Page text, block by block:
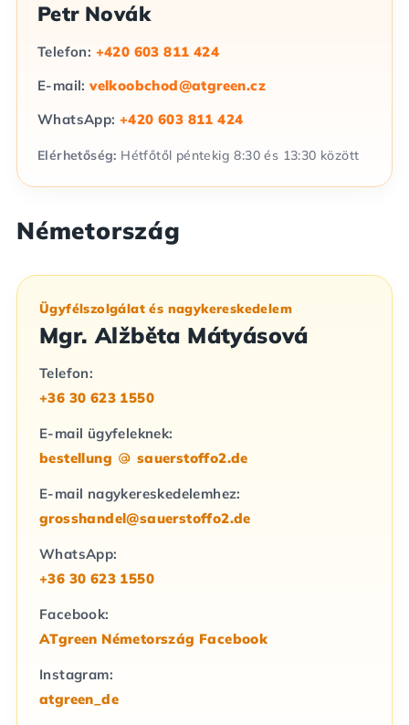
Petr Novák
Telefon: +420 603 811 424
E-mail: velkoobchod@atgreen.cz
WhatsApp: +420 603 811 424
Elérhetőség: Hétfőtől péntekig 8:30 és 13:30 között
Németország
Ügyfélszolgálat és nagykereskedelem
Mgr. Alžběta Mátyásová
Telefon:
+36 30 623 1550
E-mail ügyfeleknek:
bestellung
sauerstoffo2.de
E-mail nagykereskedelemhez:
grosshandel@sauerstoffo2.de
WhatsApp:
+36 30 623 1550
Facebook:
ATgreen Németország Facebook
Instagram:
atgreen_de